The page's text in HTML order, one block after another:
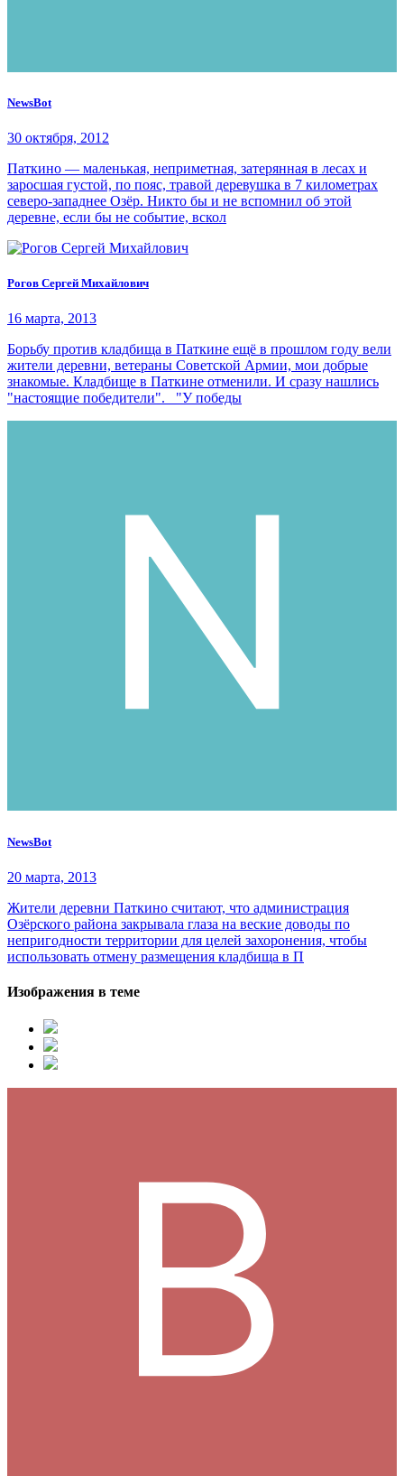
NewsBot
30 октября, 2012
Паткино — маленькая, неприметная, затерянная в лесах и
заросшая густой, по пояс, травой деревушка в 7 километрах
северо-западнее Озёр. Никто бы и не вспомнил об этой
деревне, если бы не событие, вскол
Рогов Сергей Михайлович
16 марта, 2013
Борьбу против кладбища в Паткине ещё в прошлом году вели
жители деревни, ветераны Советской Армии, мои добрые
знакомые. Кладбище в Паткине отменили. И сразу нашлись
"настоящие победители". "У победы
NewsBot
20 марта, 2013
Жители деревни Паткино считают, что администрация
Озёрского района закрывала глаза на веские доводы по
непригодности территории для целей захоронения, чтобы
использовать отмену размещения кладбища в П
Изображения в теме